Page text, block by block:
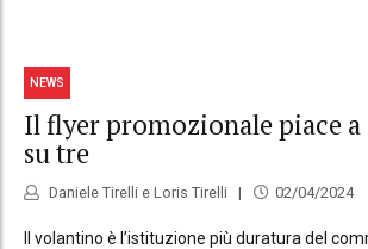
NEWS
Il flyer promozionale piace a
su tre
Daniele Tirelli e Loris Tirelli 02/04/2024
Il volantino è l’istituzione più duratura del